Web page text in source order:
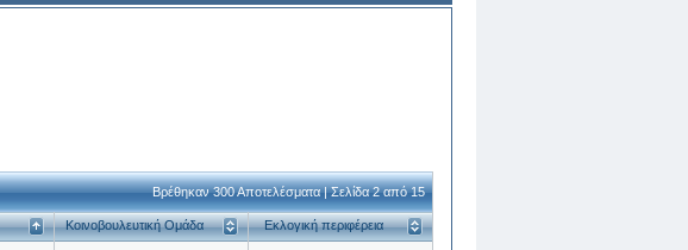
Βρέθηκαν 300 Αποτελέσματα | Σελίδα 2 από 15
Κοινοβουλευτική Ομάδα Εκλογική περιφέρεια